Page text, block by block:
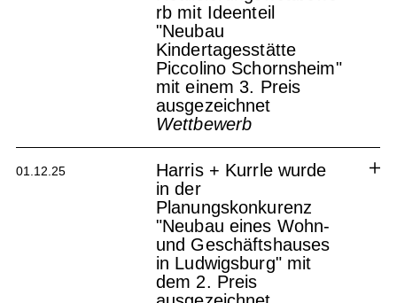
rb mit Ideenteil
"Neubau
Kindertagesstätte
Piccolino Schornsheim"
mit einem 3. Preis
ausgezeichnet
Wettbewerb
Kindertagesstätte Schornsheim
01.12.25
Harris + Kurrle wurde
in der
Planungskonkurenz
"Neubau eines Wohn-
und Geschäftshauses
in Ludwigsburg" mit
dem 2. Preis